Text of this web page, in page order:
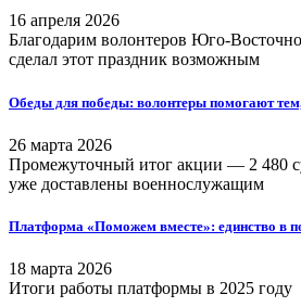
16 апреля 2026
Благодарим волонтеров Юго-
сделал этот праздник возможным
Обеды для победы: волонтеры помогают
26 марта 2026
Промежуточный итог акции — 2 480
уже доставлены военнослужащим
Платформа «Поможем вместе»: единство в
18 марта 2026
Итоги работы платформы в 2025 году